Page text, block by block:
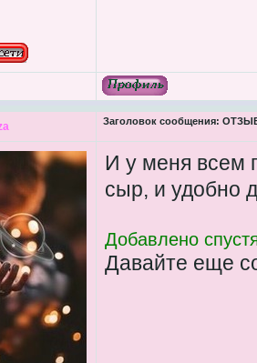
Заголовок сообщения:
И у меня всем
сыр, и удобно
Добавлено
Давайте еще